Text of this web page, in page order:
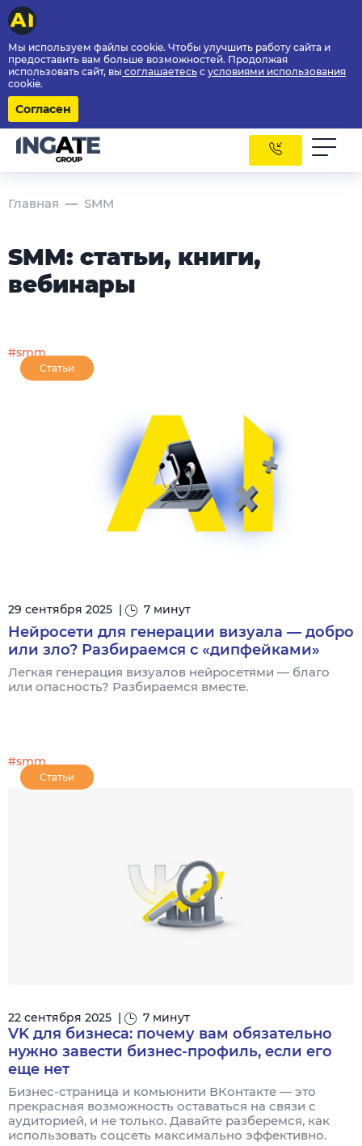
Мы используем файлы cookie. Чтобы улучшить работу сайта и
предоставить вам больше возможностей. Продолжая
использовать сайт, вы соглашаетесь с условиями использования
cookie.
Согласен
Главная SMM
SMM: статьи, книги,
вебинары
#smm
Статьи
29 сентября 2025 | 7 минут
Нейросети для генерации визуала — добро
или зло? Разбираемся с «дипфейками»
Легкая генерация визуалов нейросетями — благо
или опасность? Разбираемся вместе.
#smm
Статьи
22 сентября 2025 | 7 минут
VK для бизнеса: почему вам обязательно
нужно завести бизнес-профиль, если его
еще нет
Бизнес-страница и комьюнити ВКонтакте — это
прекрасная возможность оставаться на связи с
аудиторией, и не только. Давайте разберемся, как
использовать соцсеть максимально эффективно.